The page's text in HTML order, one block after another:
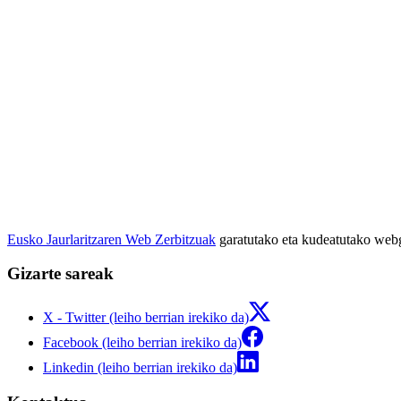
Eusko Jaurlaritzaren Web Zerbitzuak garatutako eta kudeatutako
Gizarte sareak
X - Twitter (leiho berrian irekiko da)
Facebook (leiho berrian irekiko da)
Linkedin (leiho berrian irekiko da)